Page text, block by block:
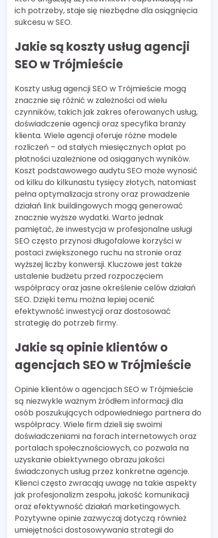
ich potrzeby, staje się niezbędne dla osiągnięcia
sukcesu w SEO.
Jakie są koszty usług agencji
SEO w Trójmieście
Koszty usług agencji SEO w Trójmieście mogą
znacznie się różnić w zależności od wielu
czynników, takich jak zakres oferowanych usług,
doświadczenie agencji oraz specyfika branży
klienta. Wiele agencji oferuje różne modele
rozliczeń – od stałych miesięcznych opłat po
płatności uzależnione od osiąganych wyników.
Koszt podstawowego audytu SEO może wynosić
od kilku do kilkunastu tysięcy złotych, natomiast
pełna optymalizacja strony oraz prowadzenie
działań link buildingowych mogą generować
znacznie wyższe wydatki. Warto jednak
pamiętać, że inwestycja w profesjonalne usługi
SEO często przynosi długofalowe korzyści w
postaci zwiększonego ruchu na stronie oraz
wyższej liczby konwersji. Kluczowe jest także
ustalenie budżetu przed rozpoczęciem
współpracy oraz jasne określenie celów działań
SEO. Dzięki temu można lepiej ocenić
efektywność inwestycji oraz dostosować
strategię do potrzeb firmy.
Jakie są opinie klientów o
agencjach SEO w Trójmieście
Opinie klientów o agencjach SEO w Trójmieście
są niezwykle ważnym źródłem informacji dla
osób poszukujących odpowiedniego partnera do
współpracy. Wiele firm dzieli się swoimi
doświadczeniami na forach internetowych oraz
portalach społecznościowych, co pozwala na
uzyskanie obiektywnego obrazu jakości
świadczonych usług przez konkretne agencje.
Klienci często zwracają uwagę na takie aspekty
jak profesjonalizm zespołu, jakość komunikacji
oraz efektywność działań marketingowych.
Pozytywne opinie zazwyczaj dotyczą również
umiejętności dostosowywania strategii do